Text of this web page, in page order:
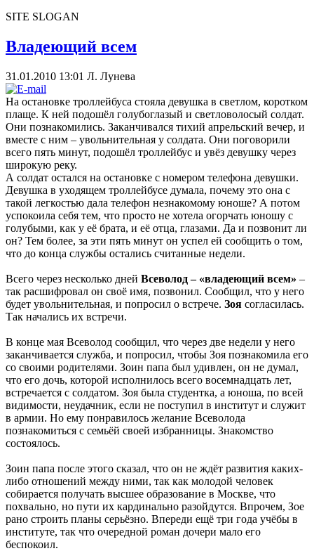
SITE SLOGAN
Владеющий всем
31.01.2010 13:01 Л. Лунева
На остановке троллейбуса стояла девушка в светлом, коротком
плаще. К ней подошёл голубоглазый и светловолосый солдат.
Они познакомились. Заканчивался тихий апрельский вечер, и
вместе с ним – увольнительная у солдата. Они поговорили
всего пять минут, подошёл троллейбус и увёз девушку через
широкую реку.
А солдат остался на остановке с номером телефона девушки.
Девушка в уходящем троллейбусе думала, почему это она с
такой легкостью дала телефон незнакомому юноше? А потом
успокоила себя тем, что просто не хотела огорчать юношу с
голубыми, как у её брата, и её отца, глазами. Да и позвонит ли
он? Тем более, за эти пять минут он успел ей сообщить о том,
что до конца службы остались считанные недели.
Всего через несколько дней Всеволод – «владеющий всем» –
так расшифровал он своё имя, позвонил. Сообщил, что у него
будет увольнительная, и попросил о встрече. Зоя согласилась.
Так начались их встречи.
В конце мая Всеволод сообщил, что через две недели у него
заканчивается служба, и попросил, чтобы Зоя познакомила его
со своими родителями. Зоин папа был удивлен, он не думал,
что его дочь, которой исполнилось всего восемнадцать лет,
встречается с солдатом. Зоя была студентка, а юноша, по всей
видимости, неудачник, если не поступил в институт и служит
в армии. Но ему понравилось желание Всеволода
познакомиться с семьёй своей избранницы. Знакомство
состоялось.
Зоин папа после этого сказал, что он не ждёт развития каких-
либо отношений между ними, так как молодой человек
собирается получать высшее образование в Москве, что
похвально, но пути их кардинально разойдутся. Впрочем, Зое
рано строить планы серьёзно. Впереди ещё три года учёбы в
институте, так что очередной роман дочери мало его
беспокоил.